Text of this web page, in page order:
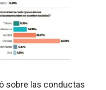
sobre las conductas